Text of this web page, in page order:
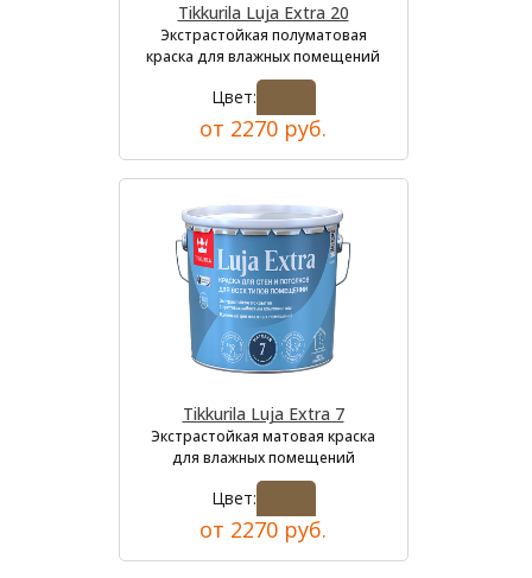
Tikkurila Luja Extra 20
Экстрастойкая полуматовая
краска для влажных помещений
Цвет:
от 2270 руб.
Tikkurila Luja Extra 7
Экстрастойкая матовая краска
для влажных помещений
Цвет:
от 2270 руб.